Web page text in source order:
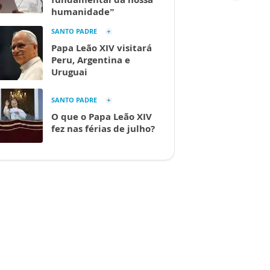
humanidade”
SANTO PADRE
Papa Leão XIV visitará
Peru, Argentina e
Uruguai
SANTO PADRE
O que o Papa Leão XIV
fez nas férias de julho?